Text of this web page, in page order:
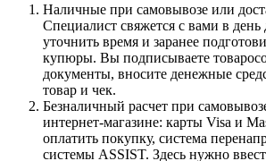
Наличные при самовывозе или
Специалист свяжется с вами в день
уточнить время и заранее
купюры. Вы подписываете
документы, вносите денежные
товар и чек.
Безналичный расчет при
интернет-магазине: карты Visa и
оплатить покупку, система
системы ASSIST. Здесь нужно